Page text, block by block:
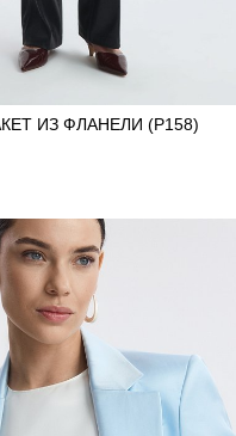
42 44 46
ИЗ ФЛАНЕЛИ (Р158)